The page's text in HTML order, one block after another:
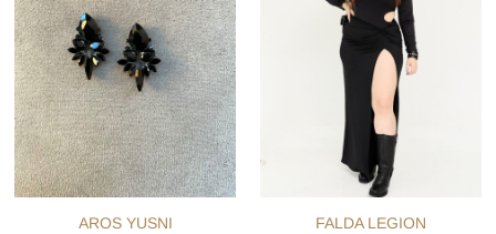
AROS YUSNI
FALDA LEGION